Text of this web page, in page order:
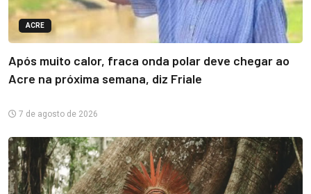
ACRE
Após muito calor, fraca onda polar deve chegar ao
Acre na próxima semana, diz Friale
7 de agosto de 2026